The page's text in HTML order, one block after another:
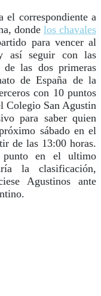
correspondiente a
donde los chavales
para vencer al
así seguir con las
de las dos primeras
de España de la
con 10 puntos
Colegio San Agustin
para saber quien
sábado en el
de las 13:00 horas.
punto en el ultimo
la clasificación,
Agustinos ante